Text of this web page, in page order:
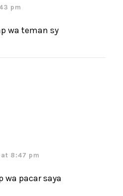
pm
wa teman sy
8:47 pm
wa pacar saya